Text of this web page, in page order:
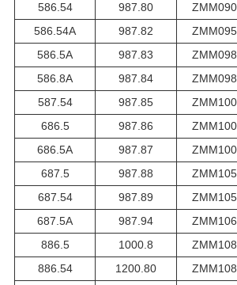
586.54
987.80
586.54A
987.82
586.5A
987.83
586.8A
987.84
587.54
987.85
686.5
987.86
686.5A
987.87
687.5
987.88
687.54
987.89
687.5A
987.94
886.5
1000.8
886.54
1200.80